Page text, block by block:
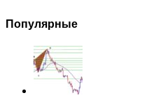
Популярные